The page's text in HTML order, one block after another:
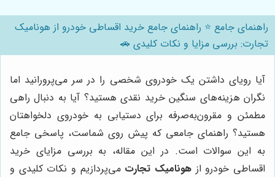
راهنمای جامع ⭐️ راهنمای جامع خرید اقساطی خودرو از هونامیک
تجارت: بررسی مزایا و نکات کلیدی 🚗
آیا رویای داشتن یک خودروی شخصی را در سر می‌پرورانید اما
نگران هزینه‌های سنگین خرید نقدی هستید؟ آیا به دنبال راهی
مطمئن و مقرون‌به‌صرفه برای دستیابی به خودروی دلخواهتان
هستید؟ راهنمای جامعی که پیش روی شماست، پاسخی جامع
به این سوالات است. در این مقاله، به بررسی مزایای خرید
اقساطی خودرو از هونامیک تجارت می‌پردازیم و نکات کلیدی و